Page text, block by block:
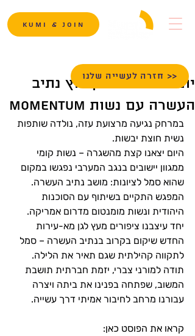
Kumi & Join
יום התנדבות בקיבוץ נתיב
העשרה עם נשות Momentum
במרחק נגיעה מרצועת עזה, נולדה שותפות
נשית חוצת יבשות.
היום יצאנו קצת מהשגרה – נשות קומי
ממגוון יישובים בנגב המערבי נפגשו במקום
שהוא סמל לציונות: מושב נתיב העשרה.
המפגש התקיים בשיתוף עם הסוכנות
היהודית ונשות מומנטום מדרום אמריקה.
יחד עיצבנו ציפורים מעץ לגן מא-עירות
החדש שיקום בקרוב בנתיב העשרה – סמל
לתקווה קהילתית שגם תאיר את הלילה.
תודה למורני צברי, יזמת חברתית תושבת
המשוב, שפתחה בפנינו את ביתה ויצרה
עבורנו מרחב לחיבור אמיתי דרך עשייה.
קראו את הפוסט כאן:
חזרה לעשייה שלנו >>